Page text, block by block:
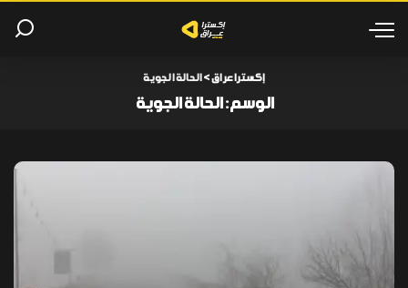
إكسترا عراق>الحالة الجوية
الوسم:الحالة الجوية